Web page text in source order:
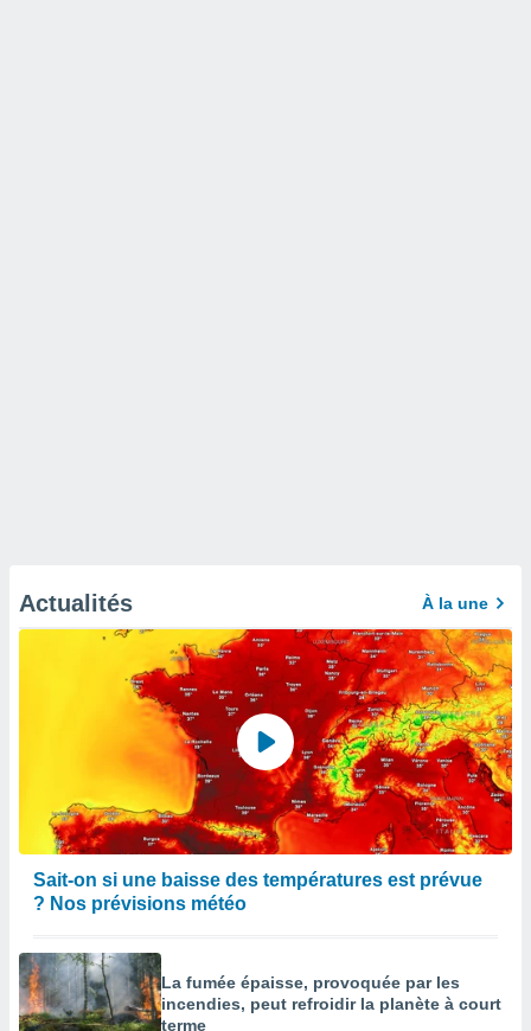
Actualités À la une
Sait-on si une baisse des températures est prévue
? Nos prévisions météo
La fumée épaisse, provoquée par les
incendies, peut refroidir la planète à court
terme